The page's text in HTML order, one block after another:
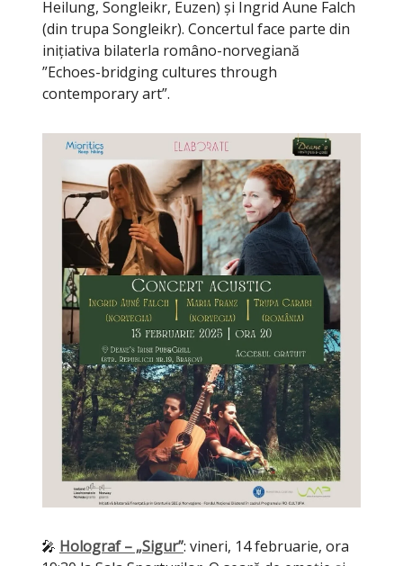
Heilung, Songleikr, Euzen) și Ingrid Aune Falch
(din trupa Songleikr). Concertul face parte din
inițiativa bilaterla româno-norvegiană
”Echoes-bridging cultures through
contemporary art”.
🎤 Holograf – „Sigur”: vineri, 14 februarie, ora